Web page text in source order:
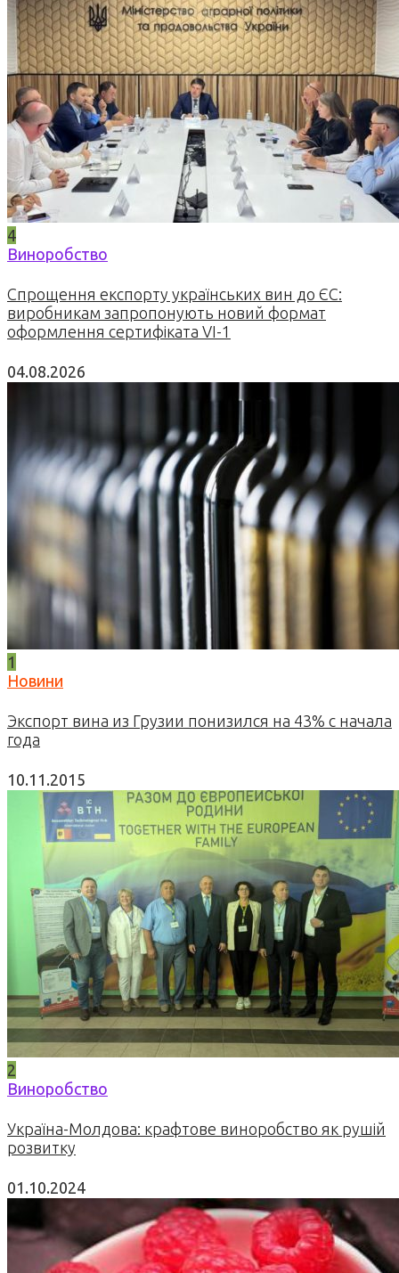
4
Виноробство
Спрощення експорту українських вин до ЄС:
виробникам запропонують новий формат
оформлення сертифіката VI-1
04.08.2026
1
Новини
Экспорт вина из Грузии понизился на 43% с начала
года
10.11.2015
2
Виноробство
Україна-Молдова: крафтове виноробство як рушій
розвитку
01.10.2024